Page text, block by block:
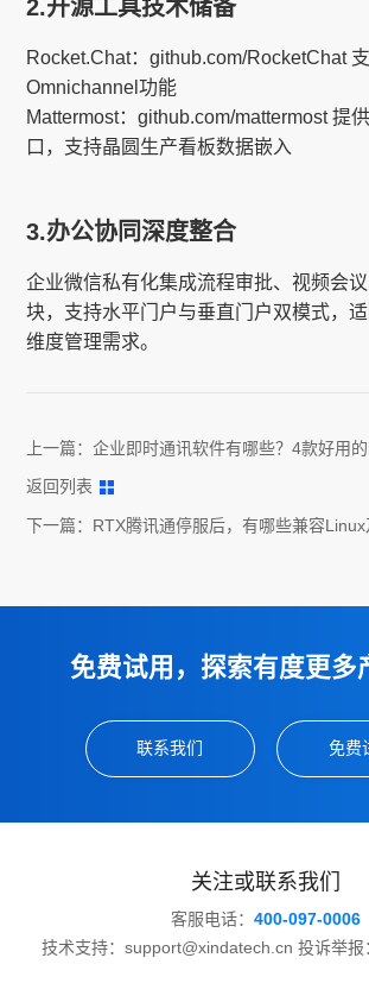
2.开源工具技术储备​​
Rocket.Chat​​：github.com/RocketChat
Omnichannel功能
Mattermost​​：github.com/mattermost 提
口，支持晶圆生产看板数据嵌入
3.办公协同深度整合​​
企业微信私有化集成流程审批、视频会
块，支持水平门户与垂直门户双模式，
维度管理需求。
上一篇：企业即时通讯软件有哪些？4款好用
返回列表
下一篇： RTX腾讯通停服后，有哪些兼容
免费试用，探索有度更多
联系我们 免费
关注或联系我们
客服电话： 400-097-0006
技术支持：support@xindatech.cn 投诉举